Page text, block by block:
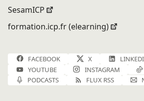
SesamICP
formation.icp.fr (elearning)
FACEBOOK X
YOUTUBE
INSTAGRAM
PODCASTS
FLUX RSS